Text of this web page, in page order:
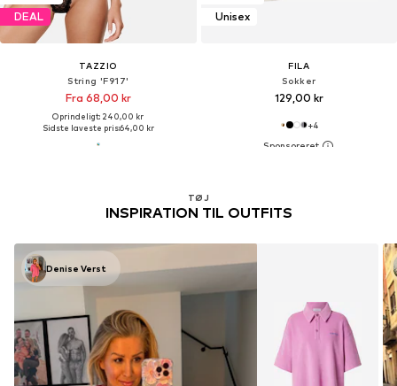
DEAL
TAZZIO
String 'F917'
Fra 68,00 kr
Oprindeligt: 240,00 kr
Sidste laveste pris:64,00 kr
Unisex
FILA
Sokker
129,00 kr
+4
TØJ
INSPIRATION TIL OUTFITS
Denise Verst